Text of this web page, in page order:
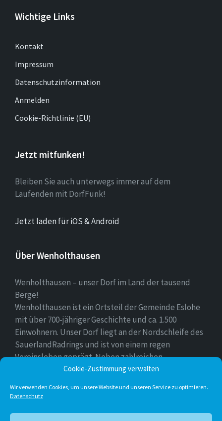
Cookie-Zustimmung verwalten
Wir verwenden Cookies, um unsere Website und unseren Service zu optimieren.
Datenschutz
Wichtige Links
Kontakt
Impressum
Datenschutzinformation
Anmelden
Cookie-Richtlinie (EU)
Jetzt mitfunken!
Bleiben Sie auch unterwegs immer auf dem
Laufenden mit DorfFunk!
Jetzt laden für iOS & Android
Über Wenholthausen
Wenholthausen – unser Dorf im Land der tausend
Berge!
Wenholthausen ist ein Ortsteil der Gemeinde Eslohe
mit über 700-jähriger Geschichte und ca. 1.500
Einwohnern. Unser Dorf liegt an der Nordschleife des
SauerlandRadrings und ist von einem regen
Vereinsleben geprägt. Neben zahlreichen
Freizeitmöglichkeiten ist unser Ort für sein